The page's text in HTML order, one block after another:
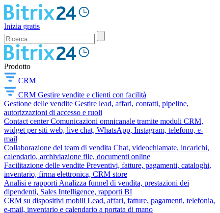
Inizia gratis
Prodotto
CRM
CRM Gestire vendite e clienti con facilità
Gestione delle vendite Gestire lead, affari, contatti, pipeline,
autorizzazioni di accesso e ruoli
Contact center Comunicazioni omnicanale tramite moduli CRM,
widget per siti web, live chat, WhatsApp, Instagram, telefono, e-
mail
Collaborazione del team di vendita Chat, videochiamate, incarichi,
calendario, archiviazione file, documenti online
Facilitazione delle vendite Preventivi, fatture, pagamenti, cataloghi,
inventario, firma elettronica, CRM store
Analisi e rapporti Analizza funnel di vendita, prestazioni dei
dipendenti, Sales Intelligence, rapporti BI
CRM su dispositivi mobili Lead, affari, fatture, pagamenti, telefonia,
e-mail, inventario e calendario a portata di mano